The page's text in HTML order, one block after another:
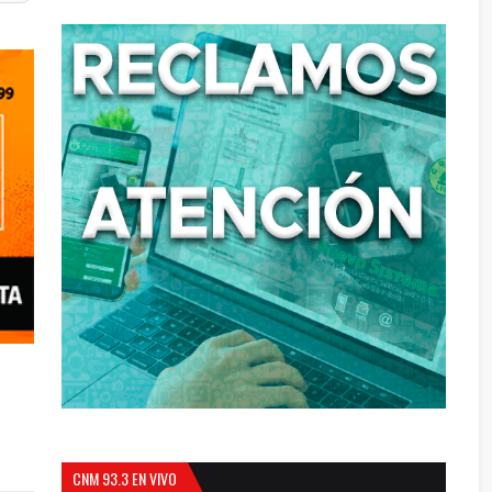
CNM 93.3 EN VIVO